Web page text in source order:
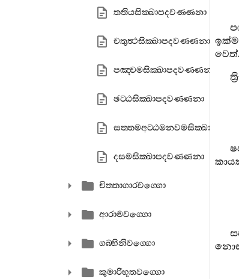
තතියසික‍්ඛාපදවණ‍්ණනා
චතුත්‍ථසික‍්ඛාපදවණ‍්ණනා
පඤ‍්චමසික‍්ඛාපදවණ‍්ණනා
ඡට‍්ඨසික‍්ඛාපදවණ‍්ණනා
දසමසික‍්ඛාපදවණ‍්ණනා
චිත‍්තාගාරවග‍්ගො
ආරාමවග‍්ගො
ගබ‍්භිනිවග‍්ගො
කුමාරිභූතවග‍්ගො